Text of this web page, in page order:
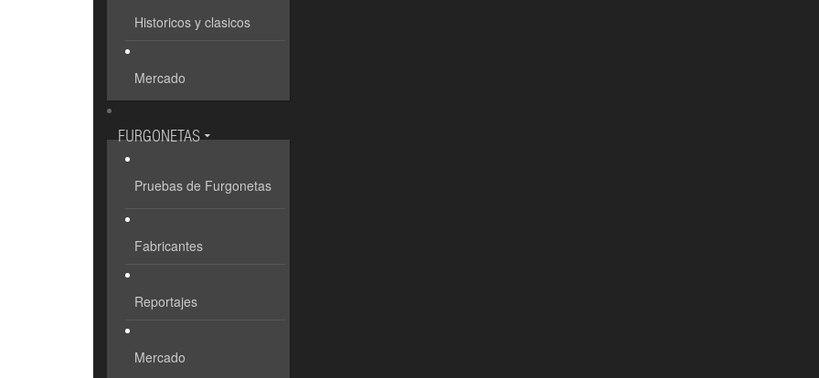
Historicos y clasicos
Mercado
FURGONETAS
Pruebas de Furgonetas
Fabricantes
Reportajes
Mercado